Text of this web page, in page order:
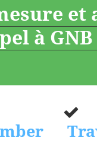
et
à GNB